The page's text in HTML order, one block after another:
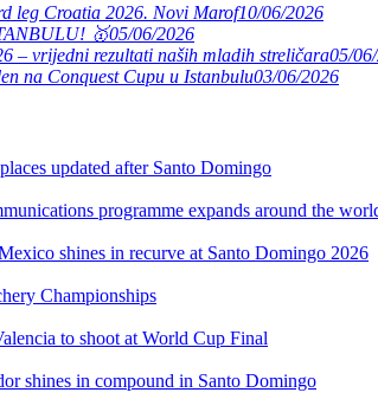
leg Croatia 2026. Novi Marof10/06/2026
🥇05/06/2026
– vrijedni rezultati naših mladih streličara05/
na Conquest Cupu u Istanbulu03/06/2026
updated after Santo Domingo
programme expands around the
shines in recurve at Santo Domingo 2026
Championships
to shoot at World Cup Final
shines in compound in Santo Domingo